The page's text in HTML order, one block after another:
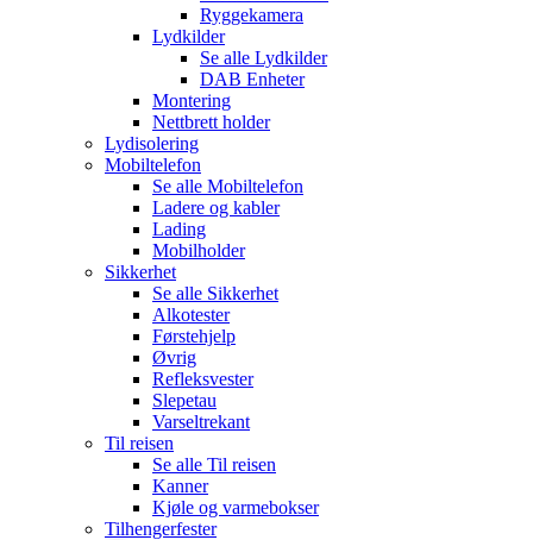
Ryggekamera
Lydkilder
Se alle Lydkilder
DAB Enheter
Montering
Nettbrett holder
Lydisolering
Mobiltelefon
Se alle Mobiltelefon
Ladere og kabler
Lading
Mobilholder
Sikkerhet
Se alle Sikkerhet
Alkotester
Førstehjelp
Øvrig
Refleksvester
Slepetau
Varseltrekant
Til reisen
Se alle Til reisen
Kanner
Kjøle og varmebokser
Tilhengerfester